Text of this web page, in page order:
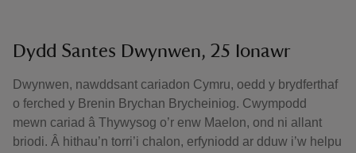
Dydd Santes Dwynwen, 25 Ionawr
Dwynwen, nawddsant cariadon Cymru, oedd y brydferthaf
o ferched y Brenin Brychan Brycheiniog. Cwympodd
mewn cariad â Thywysog o’r enw Maelon, ond ni allant
briodi. Â hithau’n torri’i chalon, erfyniodd ar dduw i’w helpu